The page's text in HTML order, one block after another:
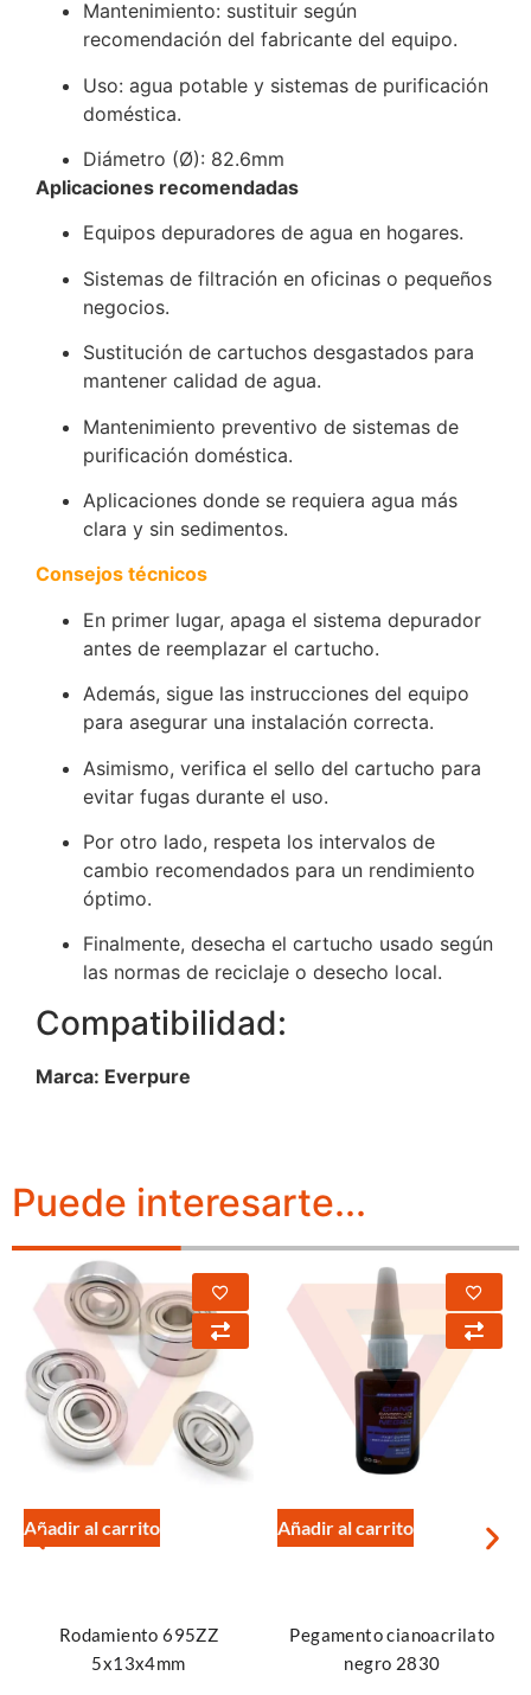
Mantenimiento: sustituir según
recomendación del fabricante del equipo.
Uso: agua potable y sistemas de purificación
doméstica.
Diámetro (Ø): 82.6mm
Aplicaciones recomendadas
Equipos depuradores de agua en hogares.
Sistemas de filtración en oficinas o pequeños
negocios.
Sustitución de cartuchos desgastados para
mantener calidad de agua.
Mantenimiento preventivo de sistemas de
purificación doméstica.
Aplicaciones donde se requiera agua más
clara y sin sedimentos.
Consejos técnicos
En primer lugar, apaga el sistema depurador
antes de reemplazar el cartucho.
Además, sigue las instrucciones del equipo
para asegurar una instalación correcta.
Asimismo, verifica el sello del cartucho para
evitar fugas durante el uso.
Por otro lado, respeta los intervalos de
cambio recomendados para un rendimiento
óptimo.
Finalmente, desecha el cartucho usado según
las normas de reciclaje o desecho local.
Compatibilidad:
Marca: Everpure
Puede interesarte...
Añadir al carrito
Rodamiento 695ZZ
5x13x4mm
Añadir al carrito
Pegamento cianoacrilato
negro 2830